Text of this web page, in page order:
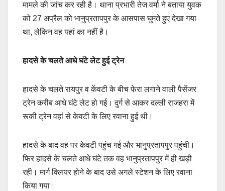
मामले की जांच कर रही है। थाना प्रभारी तेज वर्मा ने बताया युवक
को 27 अप्रैल को भानुप्रतापपुर के आसपास घुमते हुए देखा गया
था, लेकिन वह यहां का नहीं है।
हादसे के चलते आधे घंटे लेट हुई ट्रेन
हादसे के चलते रायपुर व केंवटी के बीच फेरा लगाने वाली पैसेंजर
ट्रेन करीब आधे घंटे लेट हो गई। दुर्ग से आकर दल्ली राजहरा में
रूकी ट्रेन वहां से केवटी के लिए रवाना हुई थी।
हादसे के बाद वह पर केवटी पहुंच गई और भानुप्रतापपुर पहुंची।
फिर हादसे के चलते आधे घंटे तक वह भानुप्रतापपुर में ही खड़ी
रही। मार्ग क्लियर होने के बाद उसे अगले स्टेशन के लिए रवाना
किया गया।